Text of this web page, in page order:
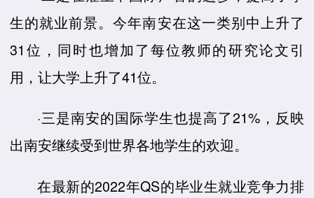
生的就业前景。今年南安在这一类别中上升了
31位，同时也增加了每位教师的研究论文引
用，让大学上升了41位。
·三是南安的国际学生也提高了21%，反映
出南安继续受到世界各地学生的欢迎。
在最新的2022年QS的毕业生就业竞争力排